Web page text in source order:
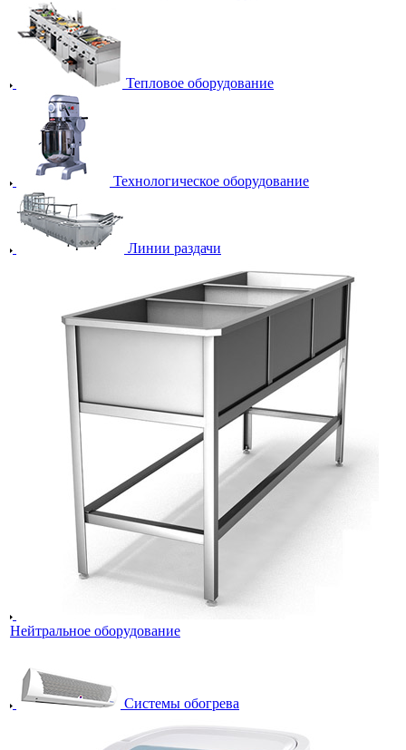
Тепловое оборудование
Технологическое оборудование
Линии раздачи
Нейтральное оборудование
Системы обогрева